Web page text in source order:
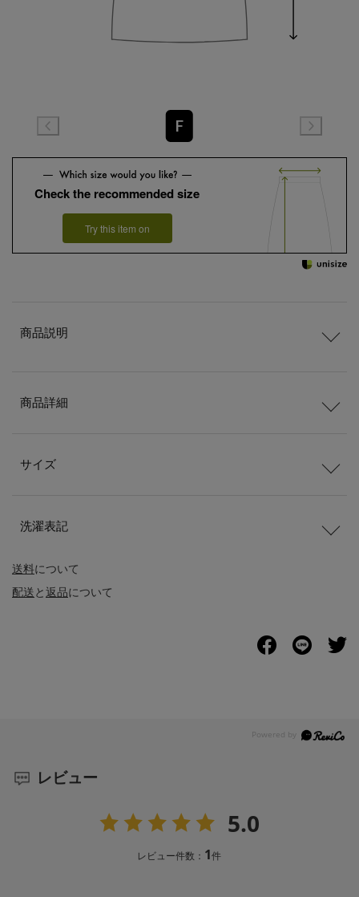
F
Check the recommended size
Try this item on
送料について
配送と返品について
商品説明
商品詳細
サイズ
洗濯表記
レビュー
5.0
レビュー件数： 1件